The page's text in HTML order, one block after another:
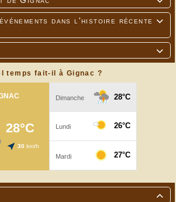

dans l'histoire récente

temps fait-il à Gignac ?
